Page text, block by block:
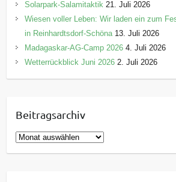
Solarpark-Salamitaktik 21. Juli 2026
Wiesen voller Leben: Wir laden ein zum
in Reinhardtsdorf-Schöna 13. Juli 2026
Madagaskar-AG-Camp 2026 4. Juli 2026
Wetterrückblick Juni 2026 2. Juli 2026
Beitragsarchiv
B
e